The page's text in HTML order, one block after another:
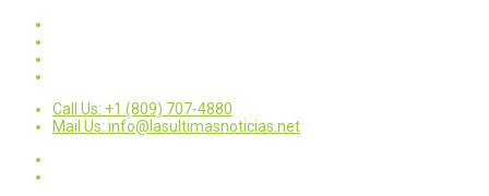
Call Us: +1 (809) 707-4880
Mail Us: info@lasultimasnoticias.net